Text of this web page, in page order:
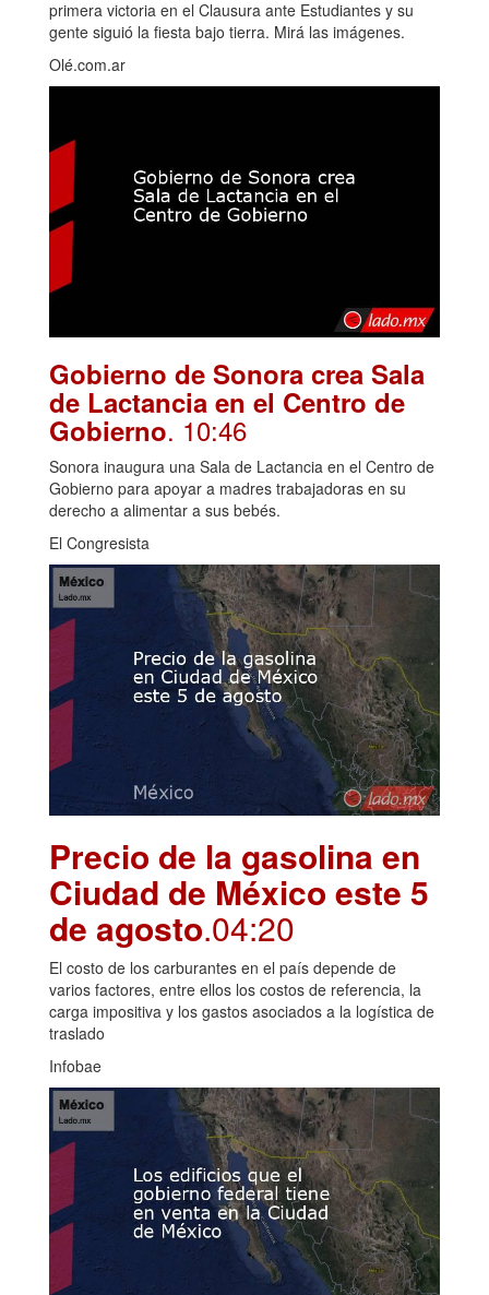
primera victoria en el Clausura ante Estudiantes y su
gente siguió la fiesta bajo tierra. Mirá las imágenes.
Olé.com.ar
Gobierno de Sonora crea Sala
de Lactancia en el Centro de
Gobierno. 10:46
Sonora inaugura una Sala de Lactancia en el Centro de
Gobierno para apoyar a madres trabajadoras en su
derecho a alimentar a sus bebés.
El Congresista
Precio de la gasolina en
Ciudad de México este 5
de agosto.04:20
El costo de los carburantes en el país depende de
varios factores, entre ellos los costos de referencia, la
carga impositiva y los gastos asociados a la logística de
traslado
Infobae